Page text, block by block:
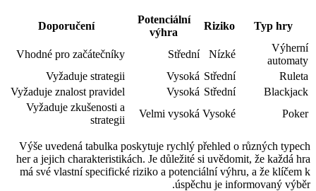
Typ hry
Riziko
Potenciální
výhra
Doporučení
Výherní
automaty
Nízké
Střední
Vhodné pro začátečníky
Ruleta
Střední
Vysoká
Vyžaduje strategii
Blackjack
Střední
Vysoká
Vyžaduje znalost pravidel
Poker
Vysoké
Velmi vysoká
Vyžaduje zkušenosti a
strategii
Výše uvedená tabulka poskytuje rychlý přehled o různých typech
her a jejich charakteristikách. Je důležité si uvědomit, že každá hra
má své vlastní specifické riziko a potenciální výhru, a že klíčem k
úspěchu je informovaný výběr.